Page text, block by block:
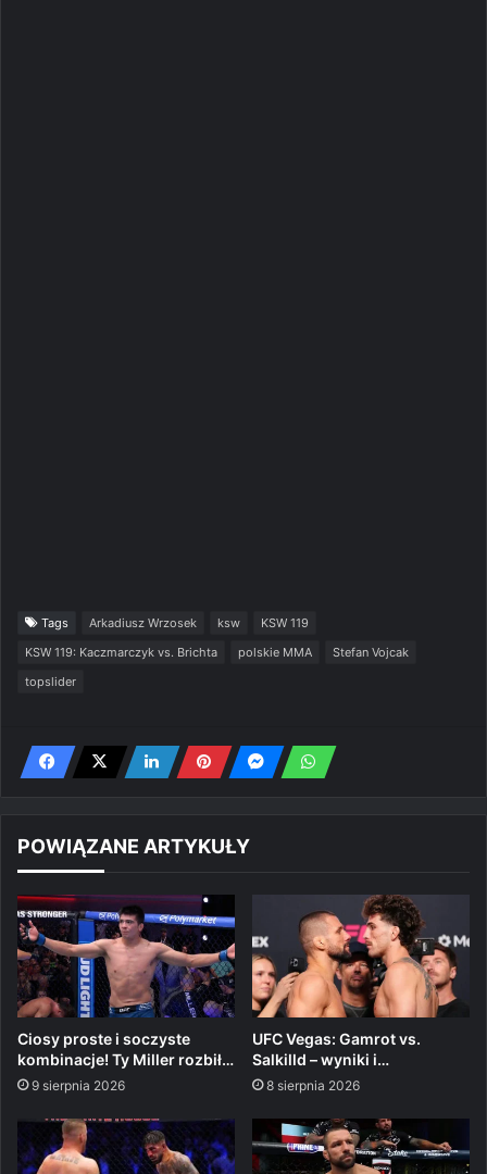
Tags Arkadiusz Wrzosek ksw
KSW 119
KSW 119: Kaczmarczyk vs. Brichta
polskie MMA
Stefan Vojcak
topslider
POWIĄZANE ARTYKUŁY
Ciosy proste i soczyste
kombinacje! Ty Miller rozbił…
9 sierpnia 2026
UFC Vegas: Gamrot vs.
Salkilld – wyniki i…
8 sierpnia 2026